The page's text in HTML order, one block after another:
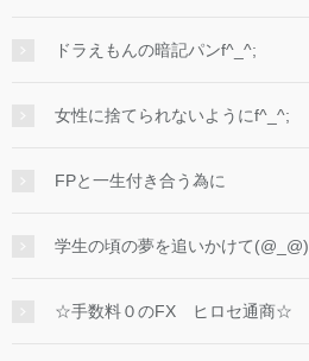
ドラえもんの暗記パンf^_^;
女性に捨てられないようにf^_^;
FPと一生付き合う為に
学生の頃の夢を追いかけて(@_@)
☆手数料０のFX ヒロセ通商☆